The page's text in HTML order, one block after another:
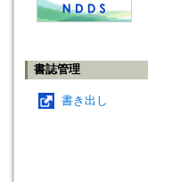
書誌管理
書き出し